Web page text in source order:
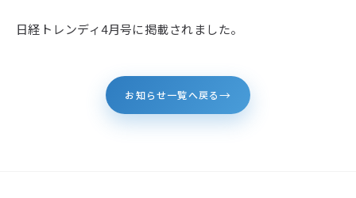
日経トレンディ4月号に掲載されました。
お知らせ一覧へ戻る→